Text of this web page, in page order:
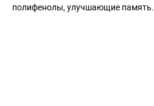
полифенолы, улучшающие память.